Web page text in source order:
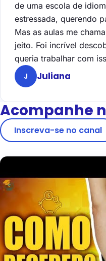
de uma escola de
estressada, querendo
Mas as aulas me
jeito. Foi incrível
queria trabalhar com
J
Juliana
Acompanhe
Inscreva-se no canal